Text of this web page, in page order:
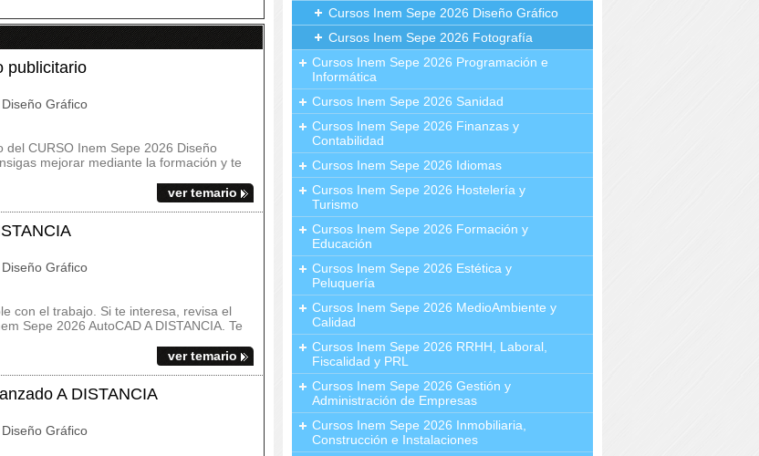
publicitario
Gráfico
CURSO Inem Sepe 2026 Diseño
mejorar mediante la formación y te
ver temario
Gráfico
con el trabajo. Si te interesa, revisa el
Sepe 2026 AutoCAD A DISTANCIA. Te
ver temario
A DISTANCIA
Gráfico
Cursos Inem Sepe 2026 Diseño Gráfico
Cursos Inem Sepe 2026 Fotografía
Cursos Inem Sepe 2026 Programación e
Informática
Cursos Inem Sepe 2026 Sanidad
Cursos Inem Sepe 2026 Finanzas y
Contabilidad
Cursos Inem Sepe 2026 Idiomas
Cursos Inem Sepe 2026 Hostelería y
Turismo
Cursos Inem Sepe 2026 Formación y
Educación
Cursos Inem Sepe 2026 Estética y
Peluquería
Cursos Inem Sepe 2026 MedioAmbiente y
Calidad
Cursos Inem Sepe 2026 RRHH, Laboral,
Fiscalidad y PRL
Cursos Inem Sepe 2026 Gestión y
Administración de Empresas
Cursos Inem Sepe 2026 Inmobiliaria,
Construcción e Instalaciones